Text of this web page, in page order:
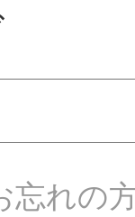
忘れの